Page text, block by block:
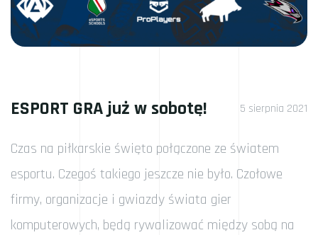
ESPORT GRA już w sobotę! 5 sierpnia 2021
Czas na piłkarskie święto połączone ze światem
esportu. Czegoś takiego jeszcze nie było. Czołowe
firmy, organizacje i gwiazdy świata gier
komputerowych, będą rywalizować między sobą na